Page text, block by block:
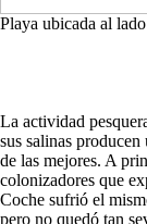
Playa ubicada al
La actividad
sus salinas
de las mejores. A
colonizadores que
Coche sufrió el
pero no quedó tan